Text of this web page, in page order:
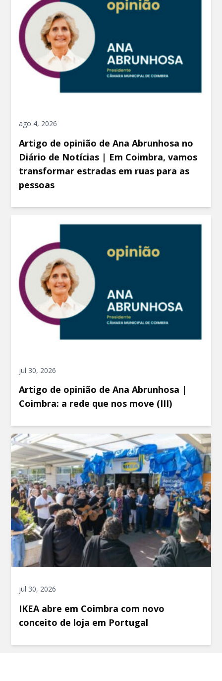
ago 4, 2026
Artigo de opinião de Ana Abrunhosa no
Diário de Notícias | Em Coimbra, vamos
transformar estradas em ruas para as
pessoas
jul 30, 2026
Artigo de opinião de Ana Abrunhosa |
Coimbra: a rede que nos move (III)
jul 30, 2026
IKEA abre em Coimbra com novo
conceito de loja em Portugal